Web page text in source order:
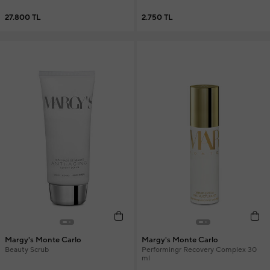
27.800 TL 2.750 TL
Margy's Monte Carlo
Beauty Scrub
Margy's Monte Carlo
Performingr Recovery Complex 30
ml